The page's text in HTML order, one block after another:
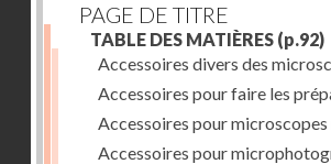
PAGE DE TITRE
TABLE DES MATIÈRES (p.92)
Accessoires divers des
Accessoires pour faire les
Accessoires pour
Accessoires pour